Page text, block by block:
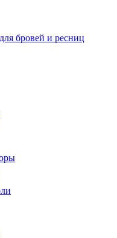
бровей и ресниц